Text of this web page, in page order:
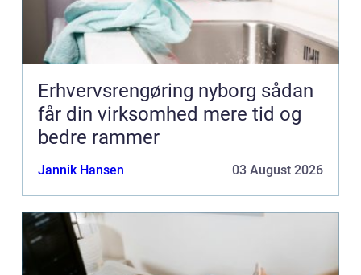
Erhvervsrengøring nyborg sådan
får din virksomhed mere tid og
bedre rammer
Jannik Hansen 03 August 2026